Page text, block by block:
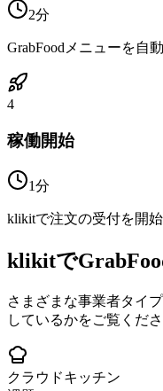
2分
GrabFoodメニューを自
4
稼働開始
1分
klikitで注文の受付を開始
klikitで
さまざまな事業者タイ
しているかをご覧くだ
クラウドキッチン